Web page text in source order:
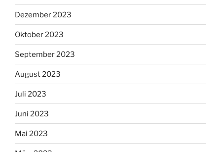
Dezember 2023
Oktober 2023
September 2023
August 2023
Juli 2023
Juni 2023
Mai 2023